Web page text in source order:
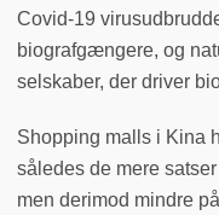
Covid-19
biografgængere, og
selskaber, der driver
Shopping malls i Kina
således de mere
men derimod mindre